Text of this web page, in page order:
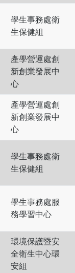
學生事務處衛
生保健組
產學營運處創
新創業發展中
心
產學營運處創
新創業發展中
心
學生事務處衛
生保健組
學生事務處服
務學習中心
環境保護暨安
全衛生中心環
安組